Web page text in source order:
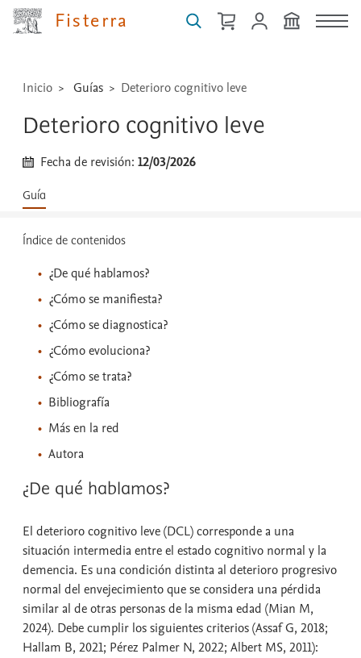
Fisterra
técnicas
...
Inicio Guías Deterioro cognitivo leve
Deterioro cognitivo leve
Fecha de revisión:12/03/2026
Guía
Índice de contenidos
¿De qué hablamos?
¿Cómo se manifiesta?
¿Cómo se diagnostica?
¿Cómo evoluciona?
¿Cómo se trata?
Bibliografía
Más en la red
Autora
¿De qué hablamos?
El deterioro cognitivo leve (DCL) corresponde a una
situación intermedia entre el estado cognitivo normal y la
demencia. Es una condición distinta al deterioro progresivo
normal del envejecimiento que se considera una pérdida
similar al de otras personas de la misma edad (Mian M,
2024). Debe cumplir los siguientes criterios (Assaf G, 2018;
Hallam B, 2021; Pérez Palmer N, 2022; Albert MS, 2011):